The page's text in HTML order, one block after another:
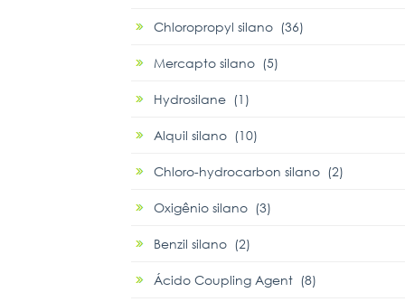
Chloropropyl silano (36)
Mercapto silano (5)
Hydrosilane (1)
Alquil silano (10)
Chloro-hydrocarbon silano (2)
Oxigênio silano (3)
Benzil silano (2)
Ácido Coupling Agent (8)